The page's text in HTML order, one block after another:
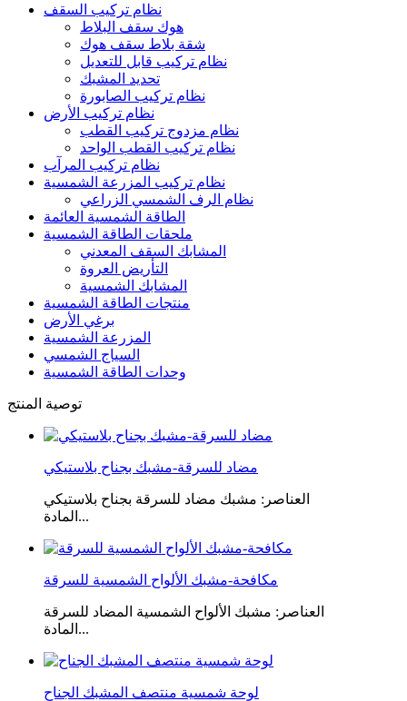
نظام تركيب السقف
هوك سقف البلاط
شقة بلاط سقف هوك
نظام تركيب قابل للتعديل
تحديد المشبك
نظام تركيب الصابورة
نظام تركيب الأرض
نظام مزدوج تركيب القطب
نظام تركيب القطب الواحد
نظام تركيب المرآب
نظام تركيب المزرعة الشمسية
نظام الرف الشمسي الزراعي
الطاقة الشمسية العائمة
ملحقات الطاقة الشمسية
المشابك السقف المعدني
التأريض العروة
المشابك الشمسية
منتجات الطاقة الشمسية
برغي الأرض
المزرعة الشمسية
السياج الشمسي
وحدات الطاقة الشمسية
توصية المنتج
مضاد للسرقة-مشبك بجناح بلاستيكي
العناصر: مشبك مضاد للسرقة بجناح بلاستيكي
المادة...
مكافحة-مشبك الألواح الشمسية للسرقة
العناصر: مشبك الألواح الشمسية المضاد للسرقة
المادة...
لوحة شمسية منتصف المشبك الجناح